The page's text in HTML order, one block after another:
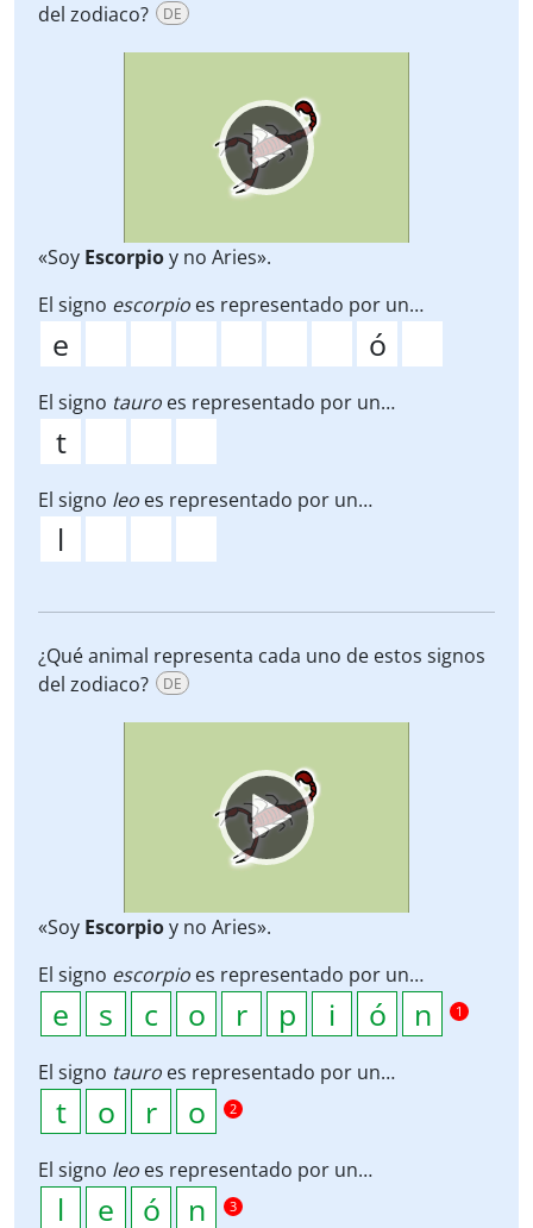
del zodiaco?
DE
«Soy Escorpioy no Aries».
El signo escorpio es representado por un…
El signo tauro es representado por un…
El signo leo es representado por un…
¿Qué animal representa cada uno de estos signos
del zodiaco?
DE
«Soy Escorpioy no Aries».
El signo escorpio es representado por un…
1
El signo tauro es representado por un…
2
El signo leo es representado por un…
3